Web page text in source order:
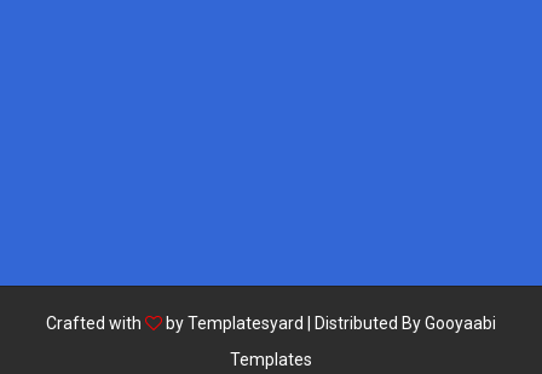
Crafted with byTemplatesyard | Distributed ByGooyaabi
Templates